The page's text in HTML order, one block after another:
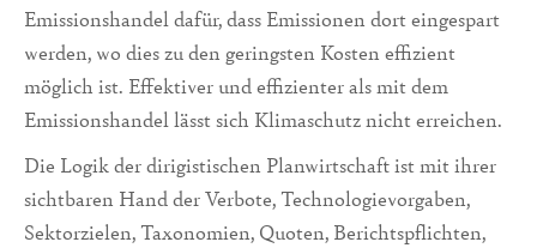
Emissionshandel dafür, dass Emissionen dort eingespart
werden, wo dies zu den geringsten Kosten effizient
möglich ist. Effektiver und effizienter als mit dem
Emissionshandel lässt sich Klimaschutz nicht erreichen.
Die Logik der dirigistischen Planwirtschaft ist mit ihrer
sichtbaren Hand der Verbote, Technologievorgaben,
Sektorzielen, Taxonomien, Quoten, Berichtspflichten,